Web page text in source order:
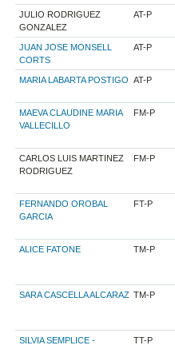
JULIO RODRIGUEZ
GONZALEZ
AT-P
JUAN JOSE MONSELL
CORTS
AT-P
MARIA LABARTA POSTIGO AT-P
MAEVA CLAUDINE MARIA
VALLECILLO
FM-P
CARLOS LUIS MARTINEZ
RODRIGUEZ
FM-P
FERNANDO OROBAL
GARCIA
FT-P
ALICE FATONE TM-P
SARA CASCELLA ALCARAZ TM-P
SILVIA SEMPLICE - TT-P